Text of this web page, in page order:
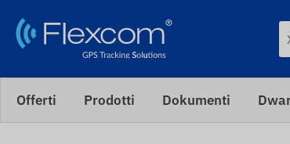
Offerti Prodotti Dokumenti